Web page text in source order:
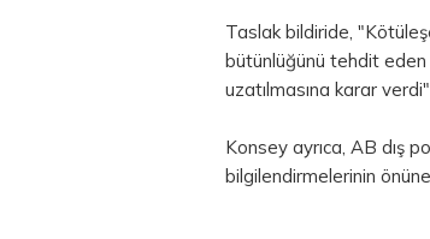
Taslak bildiride,
bütünlüğünü tehdit eden
uzatılmasına karar
Konsey ayrıca, AB dış
bilgilendirmelerinin